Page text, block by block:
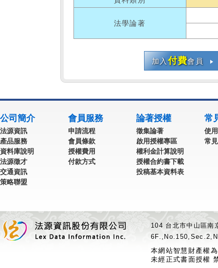
法學論著
加入付費會員
公司簡介
法源資訊
產品服務
資料庫說明
法源徵才
交通資訊
策略聯盟
會員服務
申請流程
會員條款
授權費用
付款方式
論著授權
徵集論著
啟用授權專區
權利金計算說明
授權合約書下載
投稿基本資料表
常
使
常
104 台北市中山區
本網站智慧財產權
未經正式書面授權